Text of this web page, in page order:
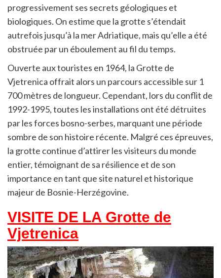
progressivement ses secrets géologiques et
biologiques. On estime que la grotte s’étendait
autrefois jusqu’à la mer Adriatique, mais qu’elle a été
obstruée par un éboulement au fil du temps.
Ouverte aux touristes en 1964, la Grotte de
Vjetrenica offrait alors un parcours accessible sur 1
700 mètres de longueur. Cependant, lors du conflit de
1992-1995, toutes les installations ont été détruites
par les forces bosno-serbes, marquant une période
sombre de son histoire récente. Malgré ces épreuves,
la grotte continue d’attirer les visiteurs du monde
entier, témoignant de sa résilience et de son
importance en tant que site naturel et historique
majeur de Bosnie-Herzégovine.
VISITE DE LA Grotte de
Vjetrenica